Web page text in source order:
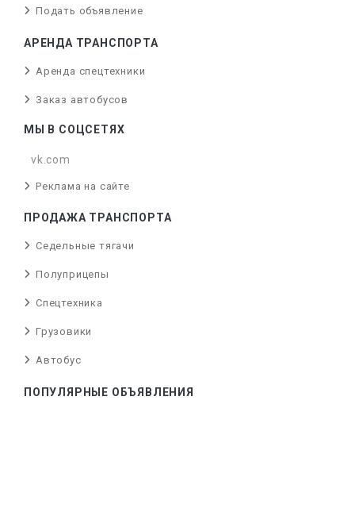
Подать объявление
АРЕНДА ТРАНСПОРТА
Аренда спецтехники
Заказ автобусов
МЫ В СОЦСЕТЯХ
vk.com
Реклама на сайте
ПРОДАЖА ТРАНСПОРТА
Седельные тягачи
Полуприцепы
Спецтехника
Грузовики
Автобус
ПОПУЛЯРНЫЕ ОБЪЯВЛЕНИЯ